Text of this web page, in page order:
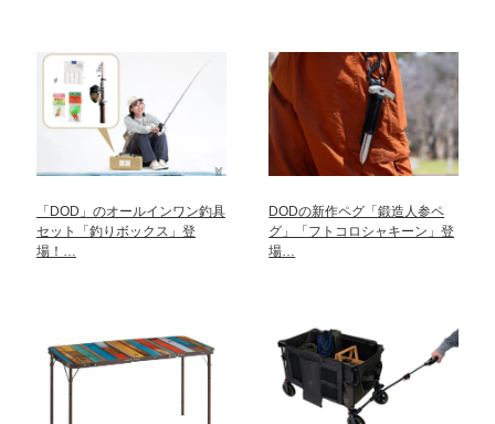
「DOD」のオールインワン釣具
セット「釣りボックス」登
場！…
DODの新作ペグ「鍛造人参ペ
グ」「フトコロシャキーン」登
場…